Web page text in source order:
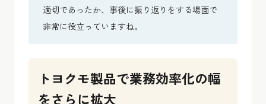
適切であったか、事後に振り返りをする場面で
非常に役立っていますね。
トヨクモ製品で業務効率化の幅
をさらに拡大